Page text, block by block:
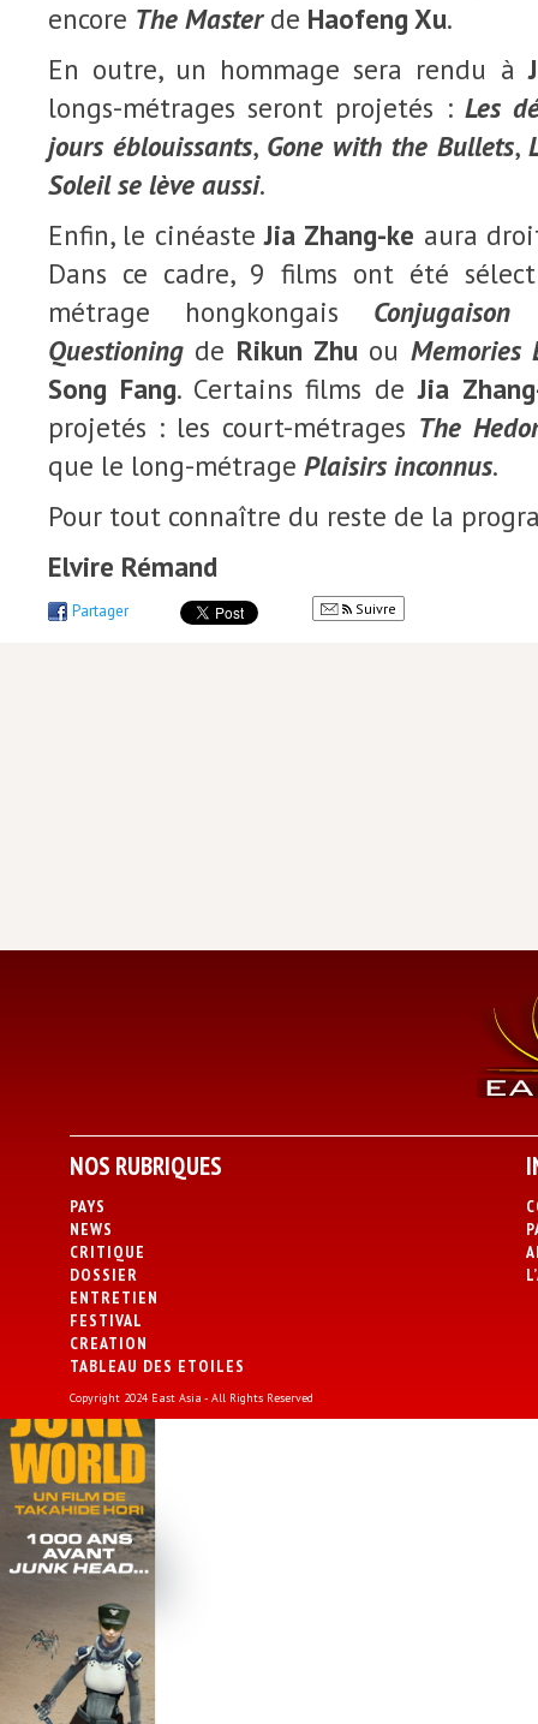
encore The Masterde Haofeng Xu.
En outre, un hommage sera rendu à
longs-métrages seront projetés : Les
jours éblouissants, Gone with the Bullets,
Soleil se lève aussi.
Enfin, le cinéasteJia Zhang-ke aura
Dans ce cadre, 9 films ont été
métrage hongkongais Conjugaison
Questioning de Rikun Zhuou Memories
Song Fang. Certains films deJia
projetés : les court-métrages The
que le long-métrage Plaisirs inconnus.
Pour tout connaître du reste de la
Elvire Rémand
Partager Suivre
NOS RUBRIQUES
PAYS
NEWS
CRITIQUE
DOSSIER
ENTRETIEN
FESTIVAL
CREATION
TABLEAU DES ETOILES
Copyright 2024 East Asia - All Rights Reserved